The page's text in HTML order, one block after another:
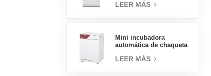
160L Incubadoras
LEER MÁS
Mini incubadora
automática de chaqueta
laboratorio, tipo
LEER MÁS